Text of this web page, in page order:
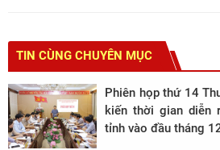
TIN CÙNG CHUYÊN MỤC
Phiên họp thứ 14
kiến thời gian diễn
tỉnh vào đầu tháng